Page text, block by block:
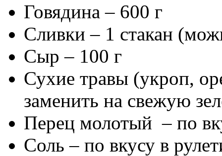
Говядина – 600 г
Сливки – 1 стакан
Сыр – 100 г
Сухие травы (укроп,
заменить на свежую
Перец молотый – по
Соль – по вкусу в